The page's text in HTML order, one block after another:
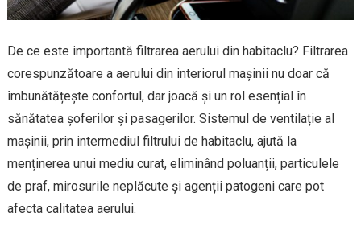
De ce este importantă filtrarea aerului din habitaclu? Filtrarea
corespunzătoare a aerului din interiorul mașinii nu doar că
îmbunătățește confortul, dar joacă și un rol esențial în
sănătatea șoferilor și pasagerilor. Sistemul de ventilație al
mașinii, prin intermediul filtrului de habitaclu, ajută la
menținerea unui mediu curat, eliminând poluanții, particulele
de praf, mirosurile neplăcute și agenții patogeni care pot
afecta calitatea aerului.